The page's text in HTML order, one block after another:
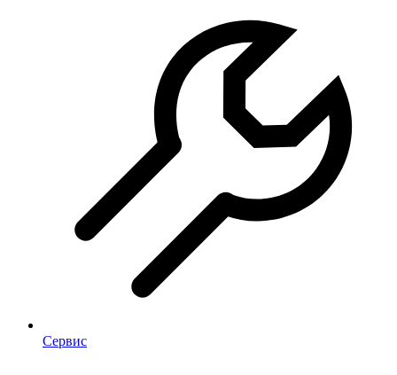
Сервис